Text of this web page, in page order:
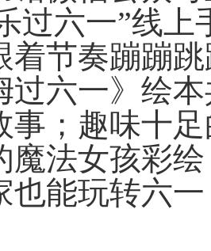
过六一”线
着节奏蹦蹦
过六一》绘
事；趣味十
魔法女孩彩
也能玩转六